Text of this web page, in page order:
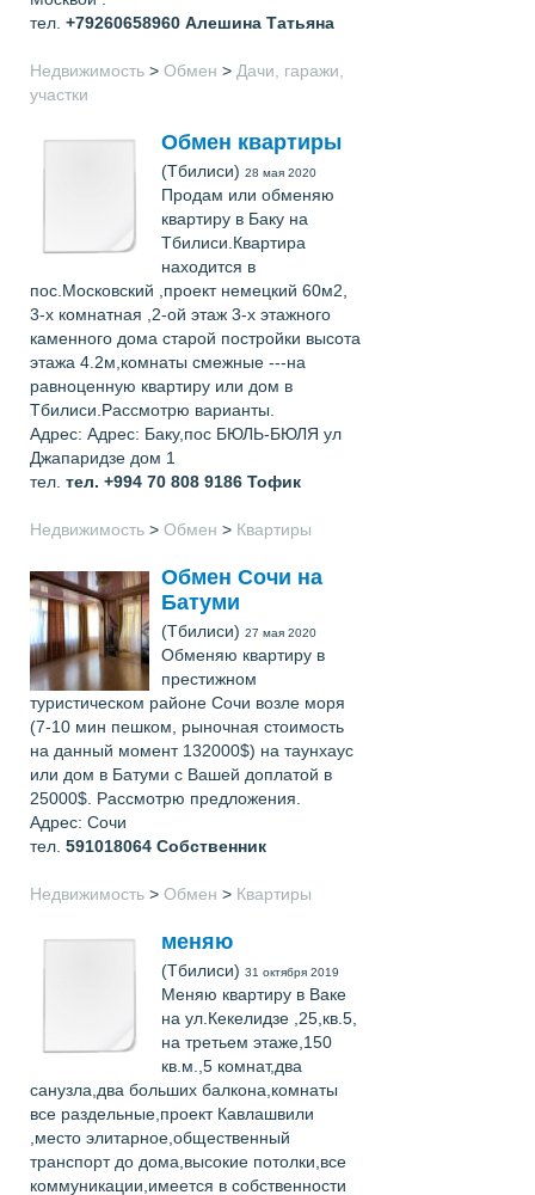
тел. +79260658960 Алешина Татьяна
Недвижимость > Обмен > Дачи, гаражи,
участки
Обмен квартиры
(Тбилиси) 28 мая 2020
Продам или обменяю
квартиру в Баку на
Тбилиси.Квартира
находится в
пос.Московский ,проект немецкий 60м2,
3-х комнатная ,2-ой этаж 3-х этажного
каменного дома старой постройки высота
этажа 4.2м,комнаты смежные ---на
равноценную квартиру или дом в
Тбилиси.Рассмотрю варианты.
Адрес: Адрес: Баку,пос БЮЛЬ-БЮЛЯ ул
Джапаридзе дом 1
тел. тел. +994 70 808 9186 Тофик
Недвижимость > Обмен > Квартиры
Обмен Сочи на
Батуми
(Тбилиси) 27 мая 2020
Обменяю квартиру в
престижном
туристическом районе Сочи возле моря
(7-10 мин пешком, рыночная стоимость
на данный момент 132000$) на таунхаус
или дом в Батуми с Вашей доплатой в
25000$. Рассмотрю предложения.
Адрес: Сочи
тел. 591018064 Собственник
Недвижимость > Обмен > Квартиры
меняю
(Тбилиси) 31 октября 2019
Меняю квартиру в Ваке
на ул.Кекелидзе ,25,кв.5,
на третьем этаже,150
кв.м.,5 комнат,два
санузла,два больших балкона,комнаты
все раздельные,проект Кавлашвили
,место элитарное,общественный
транспорт до дома,высокие потолки,все
коммуникации,имеется в собственности